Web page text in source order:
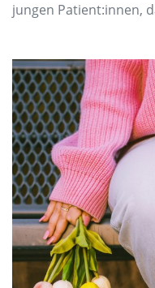
jungen Patient:innen,